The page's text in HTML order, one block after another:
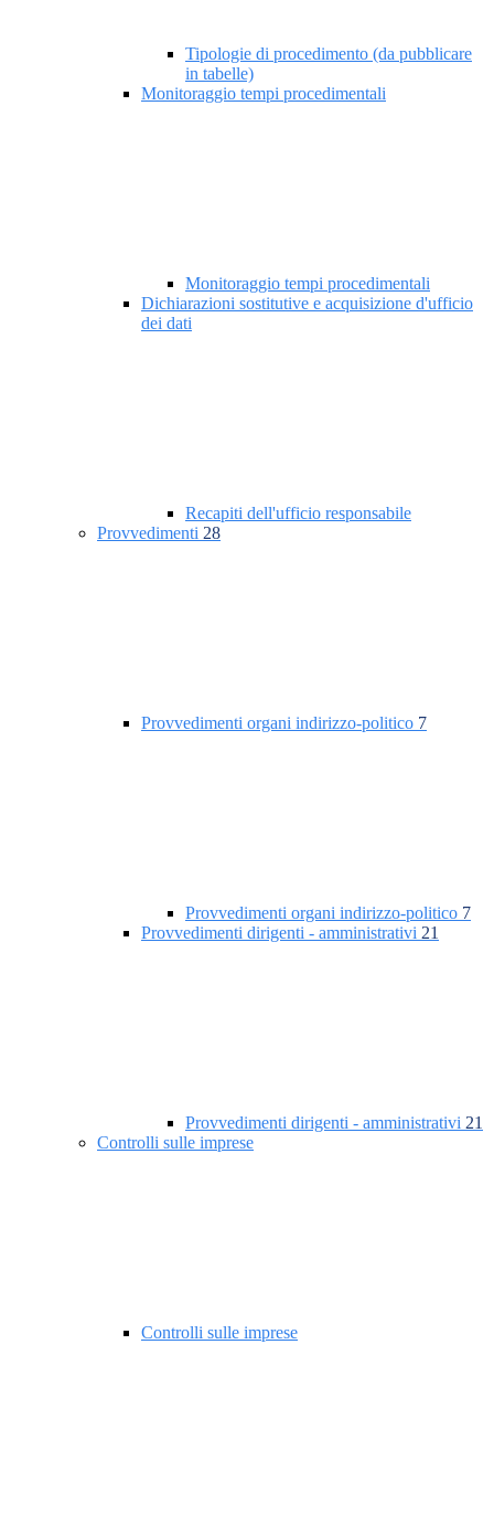
Tipologie di procedimento (da pubblicare
in tabelle)
Monitoraggio tempi procedimentali
Monitoraggio tempi procedimentali
Dichiarazioni sostitutive e acquisizione d'ufficio
dei dati
Recapiti dell'ufficio responsabile
Provvedimenti 28
Provvedimenti organi indirizzo-politico 7
Provvedimenti organi indirizzo-politico 7
Provvedimenti dirigenti - amministrativi 21
Provvedimenti dirigenti - amministrativi 21
Controlli sulle imprese
Controlli sulle imprese